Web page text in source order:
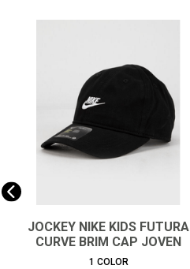
JOCKEY NIKE KIDS FUTURA
CURVE BRIM CAP JOVEN
1 COLOR